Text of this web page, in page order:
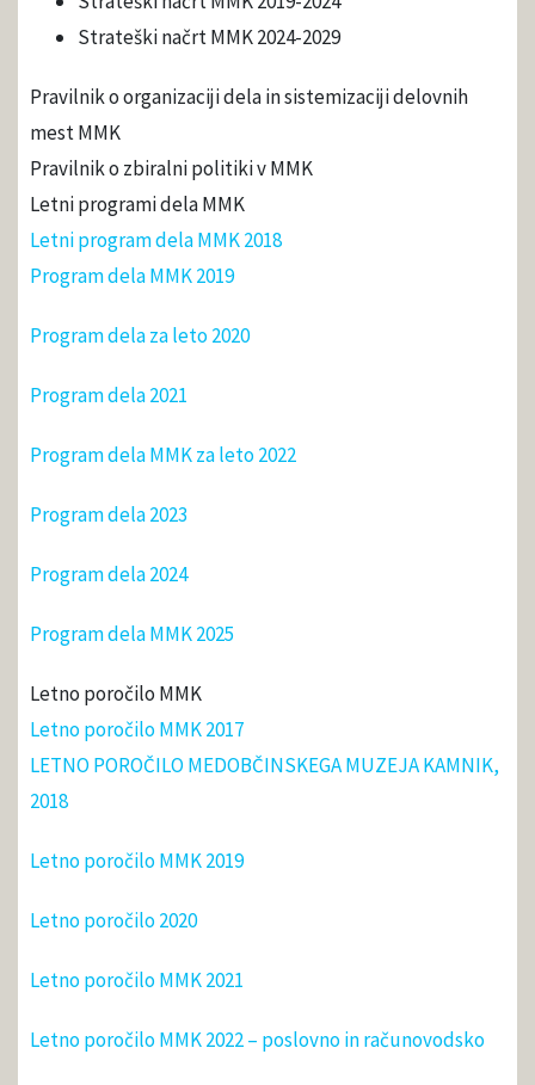
Strateški načrt MMK 2024-2029
Pravilnik o organizaciji dela in sistemizaciji delovnih
mest MMK
Pravilnik o zbiralni politiki v MMK
Letni programi dela MMK
Letni program dela MMK 2018
Program dela MMK 2019
Program dela za leto 2020
Program dela 2021
Program dela MMK za leto 2022
Program dela 2023
Program dela 2024
Program dela MMK 2025
Letno poročilo MMK
Letno poročilo MMK 2017
LETNO POROČILO MEDOBČINSKEGA MUZEJA KAMNIK,
2018
Letno poročilo MMK 2019
Letno poročilo 2020
Letno poročilo MMK 2021
Letno poročilo MMK 2022 – poslovno in računovodsko